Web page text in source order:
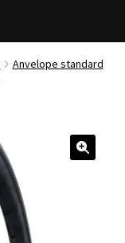
copil
Extinde
meniul
Anvelope standard